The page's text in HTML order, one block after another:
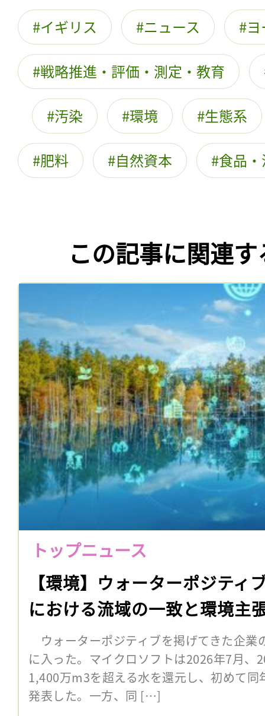
イギリス ニュース
戦略推進・評価・測定・教育
汚染 環境 生態系
肥料 自然資本 食品
この記事に関連
トップニュース
【環境】ウォーターポジティ
における流域の一致と環境主
ウォーターポジティブを掲げてきた企業
に入った。マイクロソフトは2026年7月、
1,400万m3を超える水を還元し、初めて
発表した。一方、同 […]